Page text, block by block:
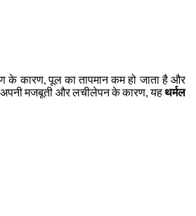
के कारण, पूल का तापमान कम हो जाता है और
अपनी मजबूती और लचीलेपन के कारण, यहथर्मल